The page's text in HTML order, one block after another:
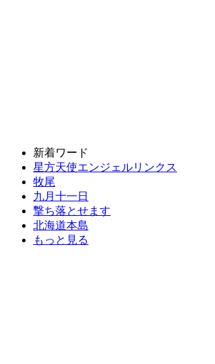
新着ワード
星方天使エンジェルリンクス
牧尾
九月十一日
撃ち落とせます
北海道本島
もっと見る